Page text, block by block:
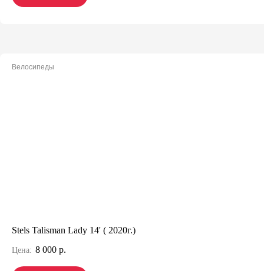
Велосипеды
Stels Talisman Lady 14' ( 2020г.)
Цена: 8 000 р.